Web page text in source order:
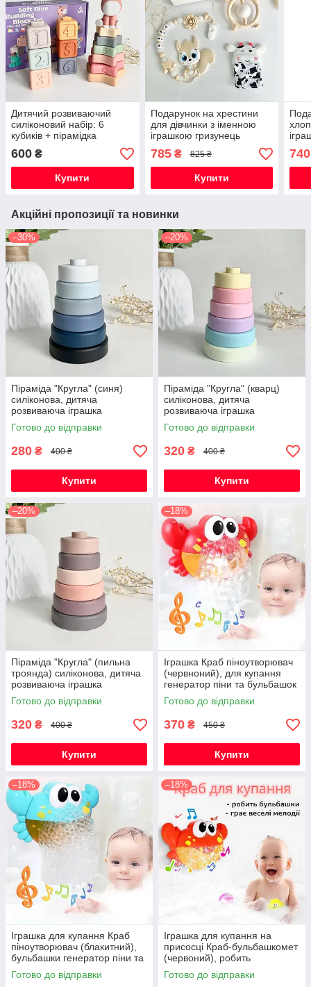
Дитячий розвиваючий
силіконовий набір: 6
кубиків + пірамідка
єдиноріг, іграшка на рік, на
хрестини
600 ₴
Купити
Подарунок на хрестини
для дівчинки з іменною
іграшкою гризунець
Білочка , на виписку, пів
року
785₴ 825 ₴
Купити
740
Акційні пропозиції та новинки
–30%
Піраміда "Кругла" (синя)
силіконова, дитяча
розвиваюча іграшка
сенсорна
Готово до відправки
280 ₴ 400 ₴
Купити
–20%
Піраміда "Кругла" (кварц)
силіконова, дитяча
розвиваюча іграшка
сенсорна
Готово до відправки
320 ₴ 400 ₴
Купити
–20%
Піраміда "Кругла" (пильна
троянда) силіконова, дитяча
розвиваюча іграшка
сенсорна
Готово до відправки
320 ₴ 400 ₴
Купити
–18%
Іграшка Краб піноутворювач
(червноний), для купання
генератор піни та бульбашок
з музикою на присосці
Готово до відправки
370 ₴ 450 ₴
Купити
–18%
Іграшка для купання Краб
піноутворювач (блакитний),
бульбашки генератор піни та
бульбашок з музикою на
присосці
Готово до відправки
–18%
Іграшка для купання на
присосці Краб-бульбашкомет
(червоний), робить
бульбашки та грає веселі
мелодії
Готово до відправки